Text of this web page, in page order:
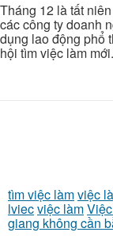
Tháng 12 là tất
các công ty doanh
dụng lao động phổ
hội tìm việc làm mới.
tìm việc làmviệc
lviecviệc làm
giang không cần